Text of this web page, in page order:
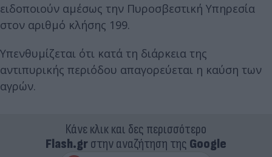
ειδοποιούν αμέσως την Πυροσβεστική Υπηρεσία
στον αριθμό κλήσης 199.
Υπενθυμίζεται ότι κατά τη διάρκεια της
αντιπυρικής περιόδου απαγορεύεται η καύση των
αγρών.
Κάνε κλικ και δες περισσότερο
Flash.grστην αναζήτηση της Google